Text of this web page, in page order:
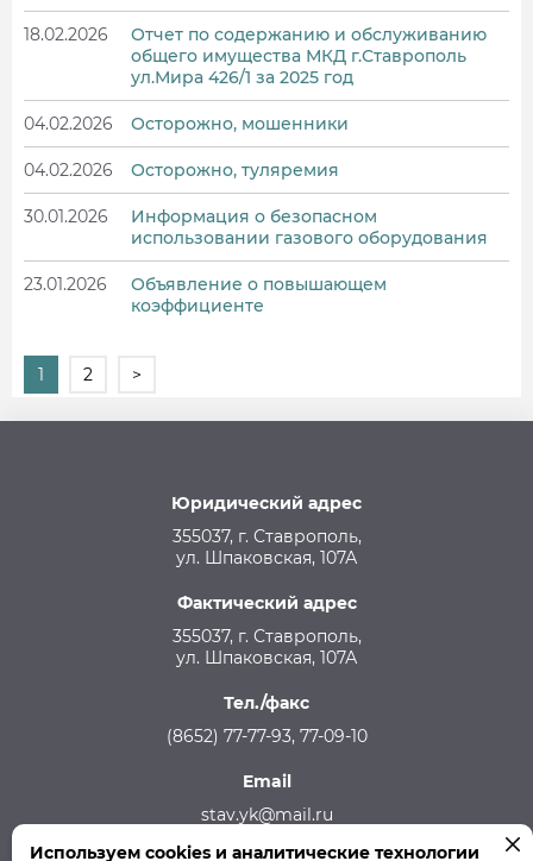
18.02.2026
Отчет по содержанию и обслуживанию
общего имущества МКД г.Ставрополь
ул.Мира 426/1 за 2025 год
04.02.2026 Осторожно, мошенники
04.02.2026 Осторожно, туляремия
30.01.2026
Информация о безопасном
использовании газового оборудования
23.01.2026
Объявление о повышающем
коэффициенте
1 2 >
Юридический адрес
355037, г. Ставрополь,
ул. Шпаковская, 107А
Фактический адрес
355037, г. Ставрополь,
ул. Шпаковская, 107А
Тел./факс
(8652) 77-77-93, 77-09-10
Email
stav.yk@mail.ru
Используем cookies и аналитические технологии